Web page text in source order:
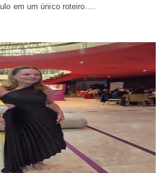
em um único roteiro.…